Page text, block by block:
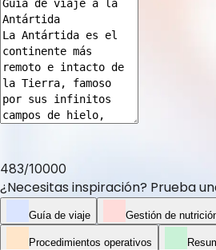
483/10000
¿Necesitas inspiración? Prueba
Guía de viaje Gestión de
Procedimientos operativos